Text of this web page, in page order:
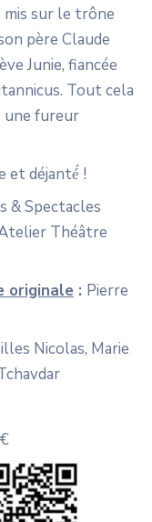
mis sur le trône
père Claude
Junie, fiancée
Tout cela
une fureur
et déjanté́ !
& Spectacles
Théâtre
originale : Pierre
Nicolas, Marie